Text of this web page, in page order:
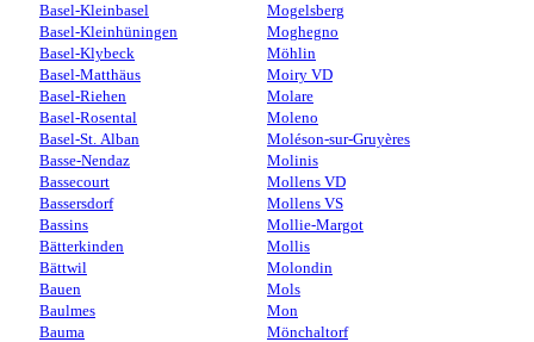
Basel-Kleinbasel
Basel-Kleinhüningen
Basel-Klybeck
Basel-Matthäus
Basel-Riehen
Basel-Rosental
Basel-St. Alban
Basse-Nendaz
Bassecourt
Bassersdorf
Bassins
Bätterkinden
Bättwil
Bauen
Baulmes
Bauma
Mogelsberg
Moghegno
Möhlin
Moiry VD
Molare
Moleno
Moléson-sur-Gruyères
Molinis
Mollens VD
Mollens VS
Mollie-Margot
Mollis
Molondin
Mols
Mon
Mönchaltorf